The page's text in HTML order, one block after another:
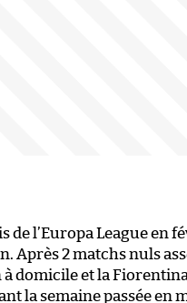
l’Europa League en
Après 2 matchs nuls
domicile et la
la semaine passée en